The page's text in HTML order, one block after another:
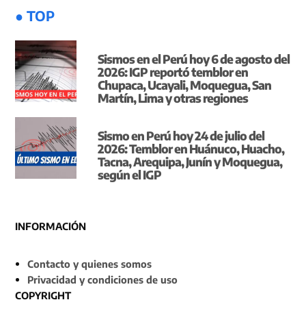
● TOP
Sismos en el Perú hoy 6 de agosto del
2026: IGP reportó temblor en
Chupaca, Ucayali, Moquegua, San
Martín, Lima y otras regiones
Sismo en Perú hoy 24 de julio del
2026: Temblor en Huánuco, Huacho,
Tacna, Arequipa, Junín y Moquegua,
según el IGP
INFORMACIÓN
Contacto y quienes somos
Privacidad y condiciones de uso
COPYRIGHT